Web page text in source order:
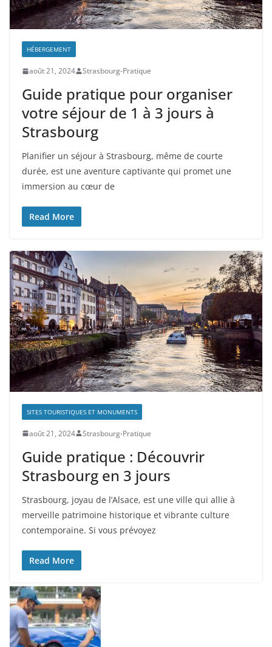
HÉBERGEMENT
août 21, 2024 Strasbourg-Pratique
Guide pratique pour organiser
votre séjour de 1 à 3 jours à
Strasbourg
Planifier un séjour à Strasbourg, même de courte
durée, est une aventure captivante qui promet une
immersion au cœur de
Read More
SITES TOURISTIQUES ET MONUMENTS
août 21, 2024 Strasbourg-Pratique
Guide pratique : Découvrir
Strasbourg en 3 jours
Strasbourg, joyau de l’Alsace, est une ville qui allie à
merveille patrimoine historique et vibrante culture
contemporaine. Si vous prévoyez
Read More